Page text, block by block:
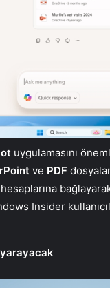
uygulamasını
ve PDF
hesaplarına
Insider